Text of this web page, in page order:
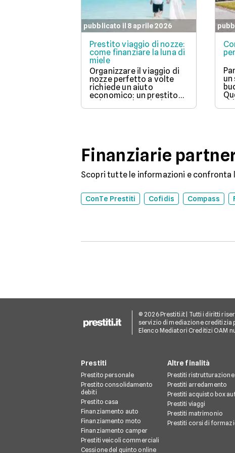
pubblicato il 8 aprile 2026
Prestito viaggio di nozze:
come finanziare la luna di
miele
Organizzare il viaggio di
nozze perfetto a volte
richiede un aiuto
economico: un prestito
può essere la soluzione.
Scopri come funziona,
un
Finanziarie
Scopri tutte le informazioni e
ConTe Prestiti Cofidis Compass
© 2026 Prestiti.it | Tutti i diritti
servizio di mediazione creditizia
Elenco Mediatori Creditizi OAM
Prestiti
Prestito personale
Prestito consolidamento
debiti
Prestito casa
Finanziamento auto
Finanziamento moto
Finanziamento camper
Prestiti veicoli commerciali
Cessione del quinto online
Altre finalità
Prestiti ristrutturazione
Prestiti arredamento
Prestiti acquisto box
Prestiti viaggi
Prestiti matrimonio
Prestiti corsi di